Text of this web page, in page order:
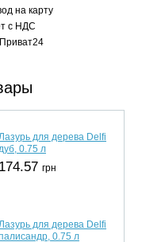
на карту
с НДС
Лазурь для дерева Delfi
дуб, 0.75 л
174.57 грн
Лазурь для дерева Delfi
0.75 л